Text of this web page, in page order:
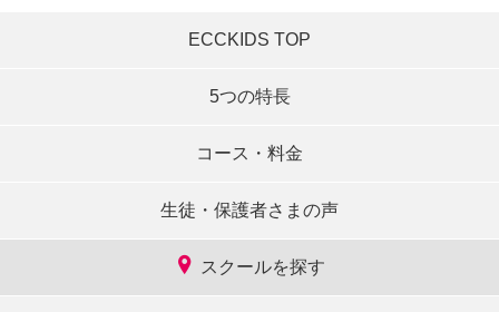
ECCKIDS TOP
5つの特長
コース・料金
生徒・保護者さまの声
スクールを探す